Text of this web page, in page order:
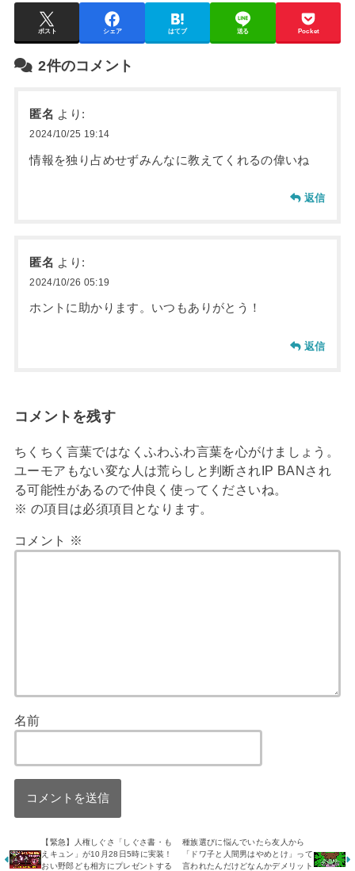
ポスト シェア はてブ 送る Pocket
2件のコメント
匿名 より:
2024/10/25 19:14
情報を独り占めせずみんなに教えてくれるの偉いね
返信
匿名 より:
2024/10/26 05:19
ホントに助かります。いつもありがとう！
返信
コメントを残す
ちくちく言葉ではなくふわふわ言葉を心がけましょう。
ユーモアもない変な人は荒らしと判断されIP BANされ
る可能性があるので仲良く使ってくださいね。
※ の項目は必須項目となります。
コメント ※
名前
【緊急】人権しぐさ「しぐさ書・も
えキュン」が10月28日5時に実装！
おい野郎ども相方にプレゼントする
種族選びに悩んでいたら友人から
「ドワ子と人間男はやめとけ」って
言われたんだけどなんかデメリット